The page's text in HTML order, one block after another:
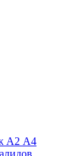
А2 А4